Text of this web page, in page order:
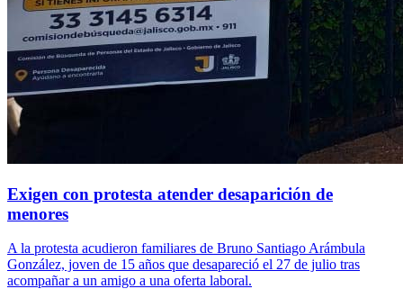
Exigen con protesta atender desaparición de
menores
A la protesta acudieron familiares de Bruno Santiago Arámbula
González, joven de 15 años que desapareció el 27 de julio tras
acompañar a un amigo a una oferta laboral.